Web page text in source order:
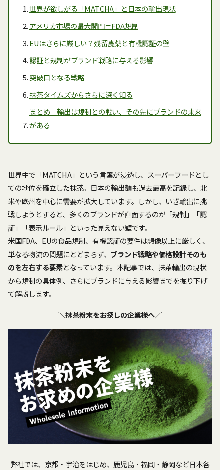
世界が欲しがる「MATCHA」と日本の輸出現状
アメリカ市場の最大関門＝FDA規制
EUはさらに厳しい？残留農薬と有機認証の壁
認証と規制がブランド戦略に与える影響
突破口となる戦略
抹茶タイムズからさらに深く知る
まとめ｜輸出は規制との戦い、その先にブランドの未来
がある
世界中で「MATCHA」という言葉が浸透し、スーパーフードとし
ての地位を確立した抹茶。日本の輸出額も過去最高を記録し、北
米や欧州を中心に需要が拡大しています。しかし、いざ輸出に挑
戦しようとすると、多くのブランドが直面するのが「規制」「認
証」「表示ルール」といった見えない壁です。
米国FDA、EUの食品規制、有機認証の要件は想像以上に厳しく、
単なる物流の問題にとどまらず、 ブランド戦略や価格設計そのも
のを左右する要素となっています。本記事では、抹茶輸出の現状
から規制の具体例、さらにブランドに与える影響までを掘り下げ
て解説します。
＼抹茶粉末をお探しの企業様へ／
弊社では、京都・宇治をはじめ、鹿児島・福岡・静岡など日本各